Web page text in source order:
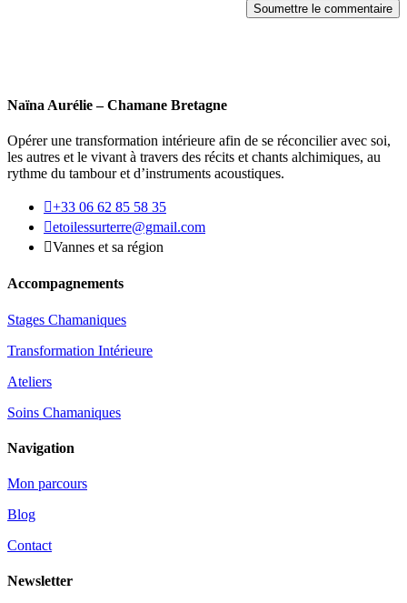
Soumettre le commentaire
Naïna Aurélie – Chamane Bretagne
Opérer une transformation intérieure afin de se réconcilier avec soi,
les autres et le vivant à travers des récits et chants alchimiques, au
rythme du tambour et d’instruments acoustiques.
+33 06 62 85 58 35
etoilessurterre@gmail.com
Vannes et sa région
Accompagnements
Stages Chamaniques
Transformation Intérieure
Ateliers
Soins Chamaniques
Navigation
Mon parcours
Blog
Contact
Newsletter